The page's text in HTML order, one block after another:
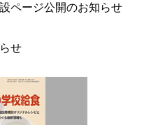
ページ公開のお知らせ
せ